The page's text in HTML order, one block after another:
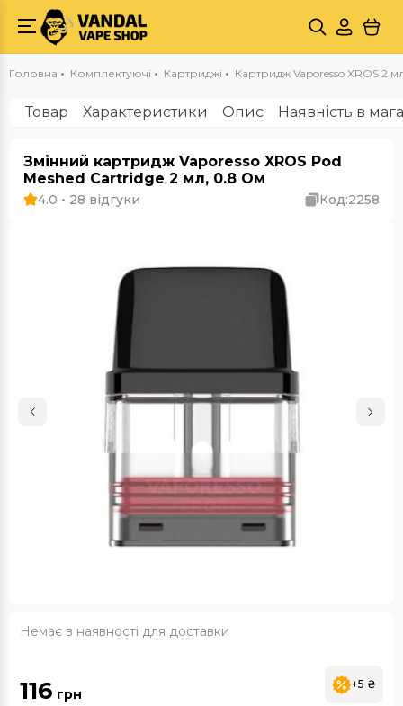
Головна Комплектуючі Картриджі Картридж Vaporesso XROS 2
Товар Характеристики Опис Наявність в
Змінний картридж Vaporesso XROS Pod
Meshed Cartridge 2 мл, 0.8 Ом
4.0 • 28 відгуки Код:2258
Немає в наявності для доставки
116 грн
+5 ₴